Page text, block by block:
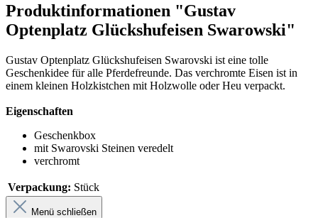
Produktinformationen "Gustav
Optenplatz Glückshufeisen Swarowski"
Gustav Optenplatz Glückshufeisen Swarovski ist eine tolle
Geschenkidee für alle Pferdefreunde. Das verchromte Eisen ist in
einem kleinen Holzkistchen mit Holzwolle oder Heu verpackt.
Eigenschaften
Geschenkbox
mit Swarovski Steinen veredelt
verchromt
Verpackung: Stück
Menü schließen